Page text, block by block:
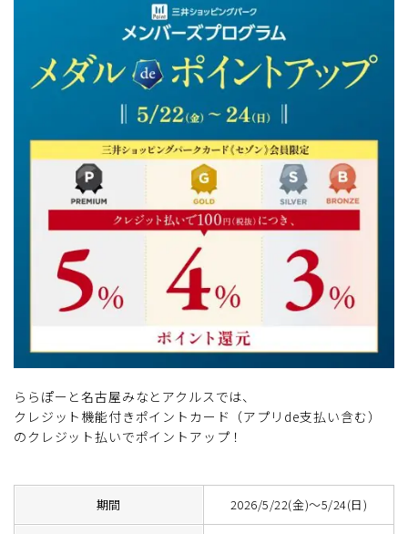
ららぽーと名古屋みなとアクルスでは、
クレジット機能付きポイントカード（アプリde支払い含む）
のクレジット払いでポイントアップ！
期間 2026/5/22(金)～5/24(日)